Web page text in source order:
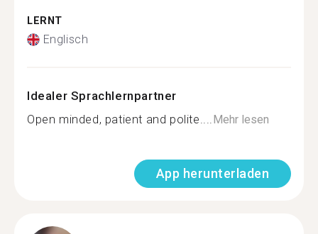
LERNT
Englisch
Idealer Sprachlernpartner
Open minded, patient and polite....Mehr lesen
App herunterladen